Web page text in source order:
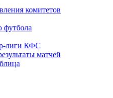
комитетов
футбола
лиги КФС
матчей